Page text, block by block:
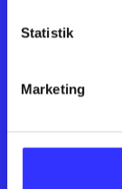
Statistik
Marketing